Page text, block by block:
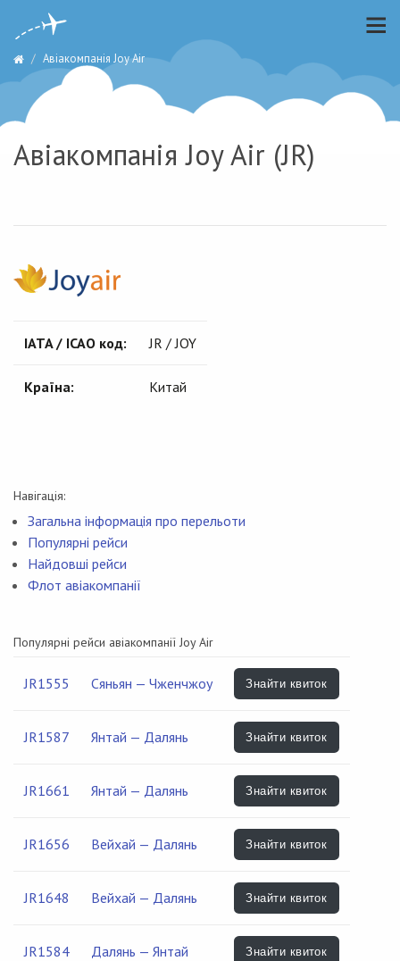
Авіакомпанія Joy Air
Авіакомпанія Joy Air (JR)
IATA / ICAO код: JR / JOY
Країна: Китай
Навігація:
Загальна інформація про перельоти
Популярні рейси
Найдовші рейси
Флот авіакомпанії
Популярні рейси авіакомпанії Joy Air
JR1555 Сяньян — Чженчжоу Знайти квиток
JR1587 Янтай — Далянь Знайти квиток
JR1661 Янтай — Далянь Знайти квиток
JR1656 Вейхай — Далянь Знайти квиток
JR1648 Вейхай — Далянь Знайти квиток
JR1584 Далянь — Янтай Знайти квиток